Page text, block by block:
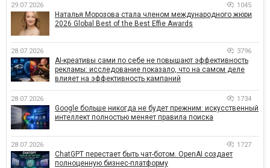
29.07.2026 1045
Наталья Морозова стала членом международного жюри
2026 Global Best of the Best Effie Awards
28.07.2026 3796
AI-креативы сами по себе не повышают эффективность
рекламы: исследование показало, что на самом деле
влияет на эффективность кампаний
28.07.2026 1734
Google больше никогда не будет прежним: искусственный
интеллект полностью меняет правила поиска
28.07.2026 1727
ChatGPT перестает быть чат-ботом. OpenAI создает
полноценную бизнес-платформу